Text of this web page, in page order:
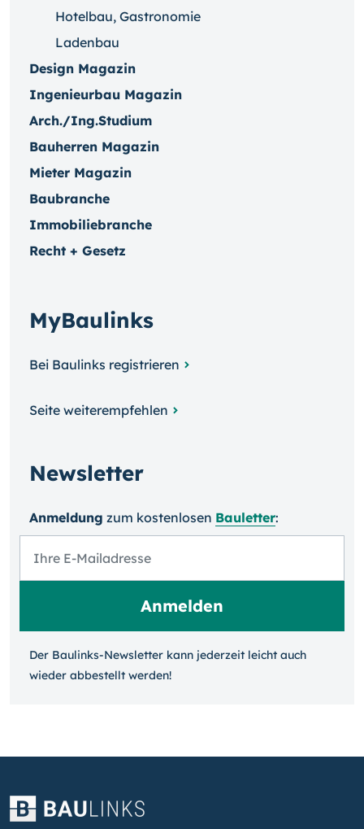
Hotelbau, Gastronomie
Ladenbau
Design Magazin
Ingenieurbau Magazin
Arch./Ing.Studium
Bauherren Magazin
Mieter Magazin
Baubranche
Immobiliebranche
Recht + Gesetz
MyBaulinks
Bei Baulinks registrieren
Seite weiterempfehlen
Newsletter
Anmeldung zum kosten­losen Bauletter:
Der Baulinks-Newsletter kann jeder­zeit leicht auch
wieder ab­bestellt werden!